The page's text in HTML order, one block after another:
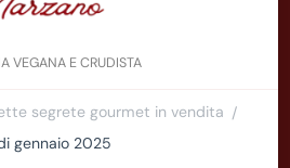
VEGANA E CRUDISTA
segrete gourmet in vendita /
gennaio 2025